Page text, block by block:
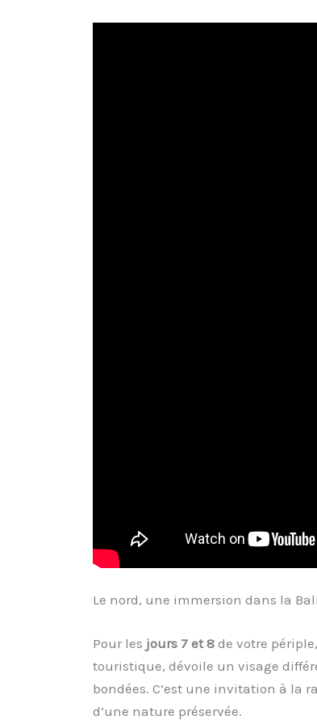
Le nord, une immersion dans la
Pour les jours 7 et 8de votre
touristique, dévoile un visage
bondées. C’est une invitation à la
d’une nature préservée.